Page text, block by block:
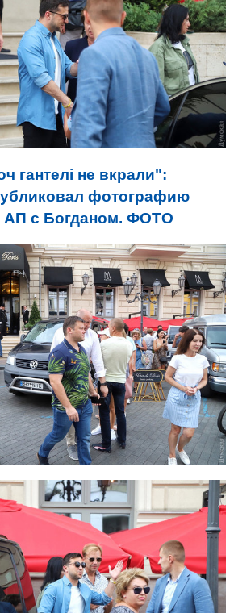
гантелі не вкрали":
фотографию
АП с Богданом. ФОТО